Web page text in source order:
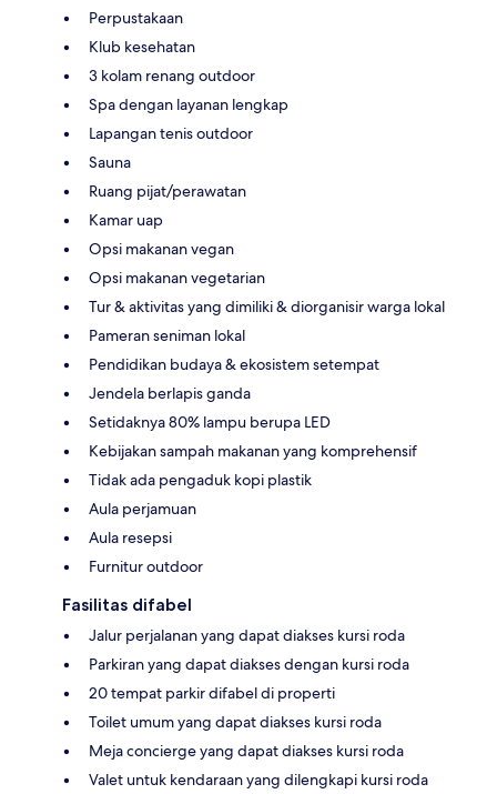
Perpustakaan
Klub kesehatan
3 kolam renang outdoor
Spa dengan layanan lengkap
Lapangan tenis outdoor
Sauna
Ruang pijat/perawatan
Kamar uap
Opsi makanan vegan
Opsi makanan vegetarian
Tur & aktivitas yang dimiliki & diorganisir warga lokal
Pameran seniman lokal
Pendidikan budaya & ekosistem setempat
Jendela berlapis ganda
Setidaknya 80% lampu berupa LED
Kebijakan sampah makanan yang komprehensif
Tidak ada pengaduk kopi plastik
Aula perjamuan
Aula resepsi
Furnitur outdoor
Fasilitas difabel
Jalur perjalanan yang dapat diakses kursi roda
Parkiran yang dapat diakses dengan kursi roda
20 tempat parkir difabel di properti
Toilet umum yang dapat diakses kursi roda
Meja concierge yang dapat diakses kursi roda
Valet untuk kendaraan yang dilengkapi kursi roda